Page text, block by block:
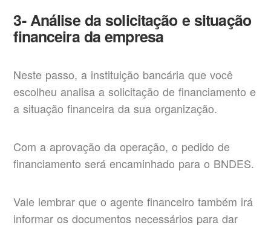
3- Análise da solicitação e situação
financeira da empresa
Neste passo, a instituição bancária que você
escolheu analisa a solicitação de financiamento e
a situação financeira da sua organização.
Com a aprovação da operação, o pedido de
financiamento será encaminhado para o BNDES.
Vale lembrar que o agente financeiro também irá
informar os documentos necessários para dar